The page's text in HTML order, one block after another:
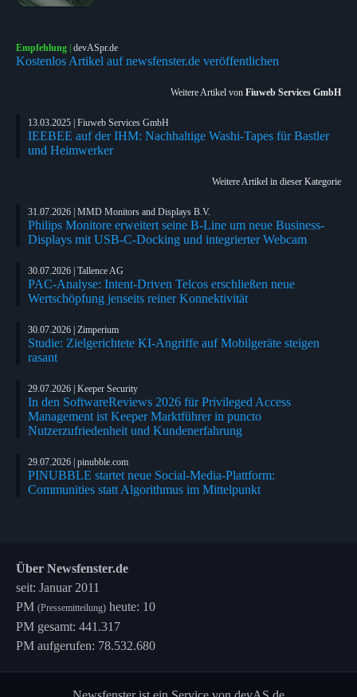
Empfehlung | devASpr.de
Kostenlos Artikel auf newsfenster.de veröffentlichen
Weitere Artikel von Fiuweb Services GmbH
13.03.2025 | Fiuweb Services GmbH
IEEBEE auf der IHM: Nachhaltige Washi-Tapes für Bastler
und Heimwerker
Weitere Artikel in dieser Kategorie
31.07.2026 | MMD Monitors and Displays B.V.
Philips Monitore erweitert seine B-Line um neue Business-
Displays mit USB-C-Docking und integrierter Webcam
30.07.2026 | Tallence AG
PAC-Analyse: Intent-Driven Telcos erschließen neue
Wertschöpfung jenseits reiner Konnektivität
30.07.2026 | Zimperium
Studie: Zielgerichtete KI-Angriffe auf Mobilgeräte steigen
rasant
29.07.2026 | Keeper Security
In den SoftwareReviews 2026 für Privileged Access
Management ist Keeper Marktführer in puncto
Nutzerzufriedenheit und Kundenerfahrung
29.07.2026 | pinubble.com
PINUBBLE startet neue Social-Media-Plattform:
Communities statt Algorithmus im Mittelpunkt
Über Newsfenster.de
seit: Januar 2011
PM (Pressemitteilung) heute: 10
PM gesamt: 441.317
PM aufgerufen: 78.532.680